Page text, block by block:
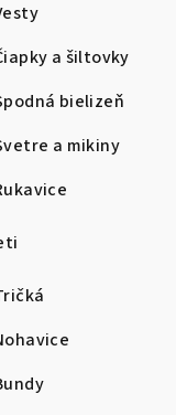
a šiltovky
bielizeň
a mikiny